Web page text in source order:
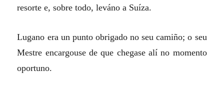
resorte e, sobre todo, leváno a Suíza.
Lugano era un punto obrigado no seu camiño; o seu
Mestre encargouse de que chegase alí no momento
oportuno.